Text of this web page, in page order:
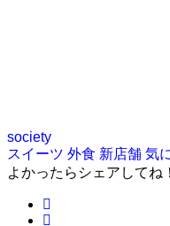
society
スイーツ 外食 新店舗 気
よかったらシェアしてね！